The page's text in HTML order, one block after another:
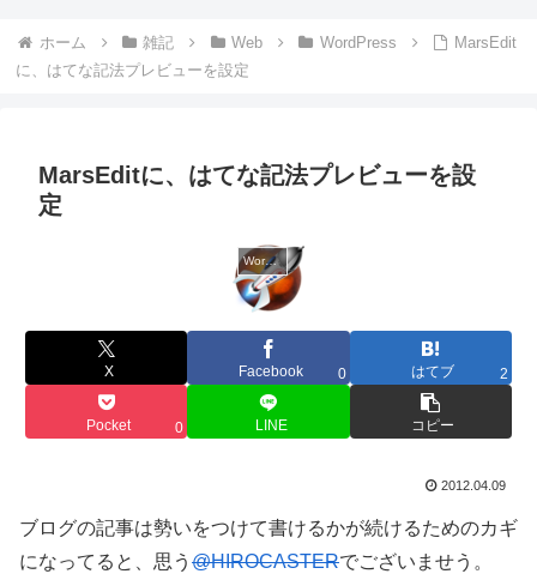
ホーム 雑記 Web WordPress
MarsEdit
に、はてな記法プレビューを設定
MarsEditに、はてな記法プレビューを設
定
WordPress
X Facebook 0 はてブ 2
Pocket 0 LINE コピー
2012.04.09
ブログの記事は勢いをつけて書けるかが続けるためのカギ
になってると、思う @HIROCASTERでございませう。